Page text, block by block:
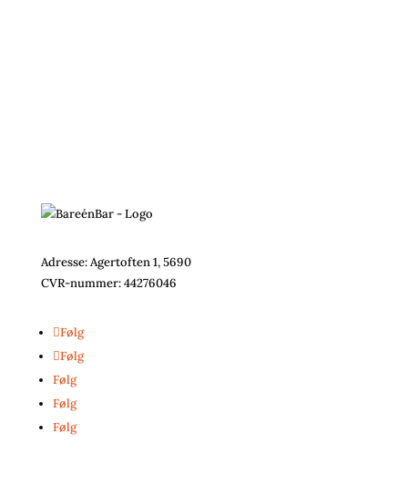
Adresse: Agertoften 1, 5690
CVR-nummer:44276046
Følg
Følg
Følg
Følg
Følg